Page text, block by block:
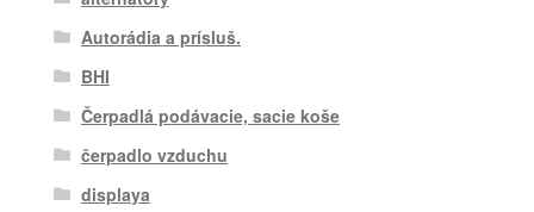
Autorádia a prísluš.
BHI
Čerpadlá podávacie, sacie koše
čerpadlo vzduchu
displaya